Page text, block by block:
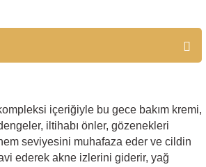
içeriğiyle bu gece bakım kremi,
iltihabı önler, gözenekleri
seviyesini muhafaza eder ve cildin
ederek akne izlerini giderir, yağ